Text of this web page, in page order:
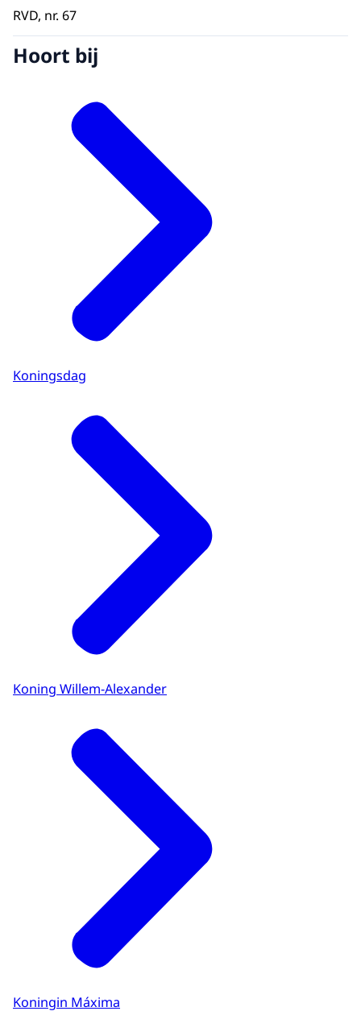
RVD, nr. 67
Hoort bij
Koningsdag
Koning Willem-Alexander
Koningin Máxima